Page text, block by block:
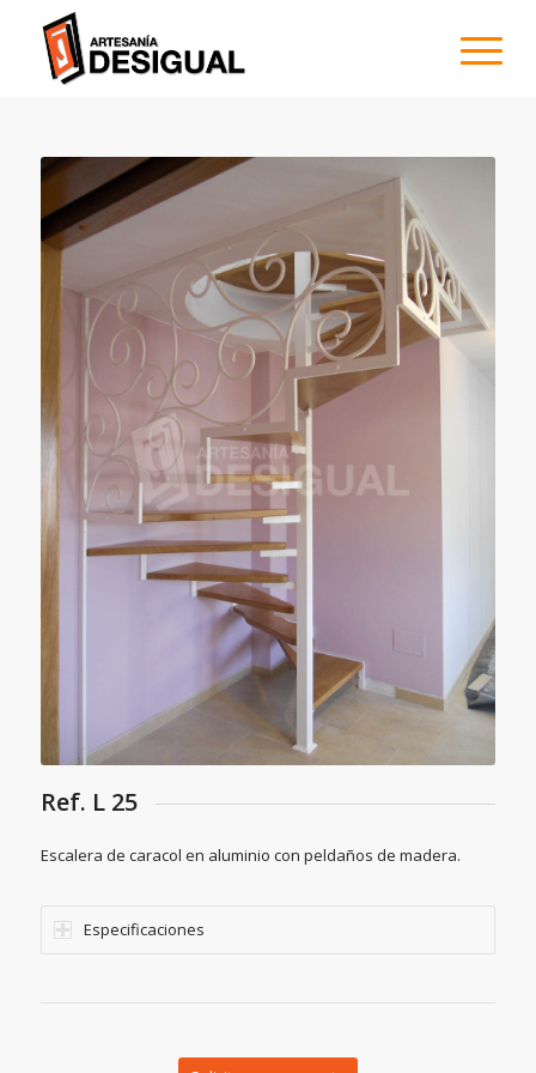
Ref. L 25
Escalera de caracol en aluminio con peldaños de madera.
Especificaciones